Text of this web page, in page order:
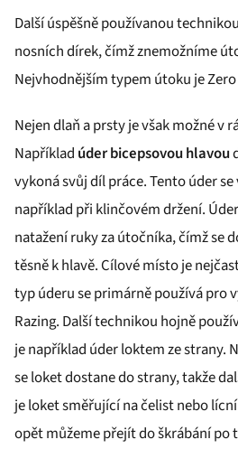
Další úspěšně používanou
nosních dírek, čímž znemožníme
Nejvhodnějším typem útoku je
Nejen dlaň a prsty je však možné v
Například úder bicepsovou hlavou
vykoná svůj díl práce. Tento úder
například při klinčovém držení.
natažení ruky za útočníka, čímž se
těsně k hlavě. Cílové místo je
typ úderu se primárně používá pro
Razing. Další technikou hojně
je například úder loktem ze strany.
se loket dostane do strany, takže
je loket směřující na čelist nebo
opět můžeme přejít do škrábání po